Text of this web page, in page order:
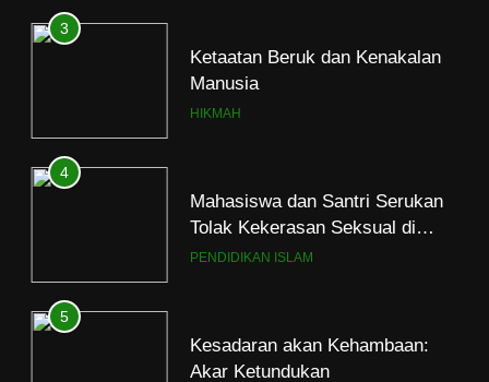
3
Ketaatan Beruk dan Kenakalan
Manusia
HIKMAH
4
Mahasiswa dan Santri Serukan
Tolak Kekerasan Seksual di
Lingkungan Kampus dan
PENDIDIKAN ISLAM
5
Kesadaran akan Kehambaan:
Akar Ketundukan